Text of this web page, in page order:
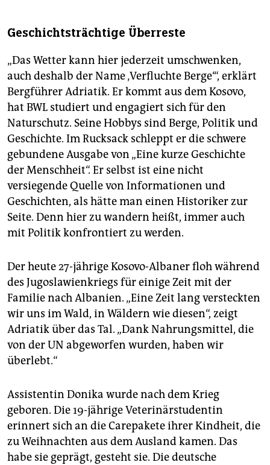
ursprünglich und mit frisch zubereiteten Mahlzeiten.
Die beste Zeit für Bergwanderungen ist von Juni bis
Oktober. Im Sommer kann es allerdings im Tal sehr
heiß sein, in den Bergen ist es jedoch angenehm. Im
Juni regnet es mehr, im Juli und August eher weniger;
optimal sind die Monate September und Oktober.
Doch Vorsicht: Bergwetter ist unberechenbar!
Die Tour
Für die „Peaks of the Balkans“ wird Reiseführung
empfohlen. Sehr bewährt hat sich die Agentur Balkan
Natural Adventurewww.bnadventure.com/de/ mit Sitz
im Kosovo. Sie hat sehr gut ausgebildete, auch
deutschsprachige Bergführer. Es ist auch möglich,
lassen.
Geschichtsträchtige Überreste
„Das Wetter kann hier jederzeit umschwenken,
auch deshalb der Name ‚Verfluchte Berge‘“, erklärt
Bergführer Adriatik. Er kommt aus dem Kosovo,
hat BWL studiert und engagiert sich für den
Naturschutz. Seine Hobbys sind Berge, Politik und
Geschichte. Im Rucksack schleppt er die schwere
gebundene Ausgabe von „Eine kurze Geschichte
der Menschheit“. Er selbst ist eine nicht
versiegende Quelle von Informationen und
Geschichten, als hätte man einen Historiker zur
Seite. Denn hier zu wandern heißt, immer auch
mit Politik konfrontiert zu werden.
Der heute 27-jährige Kosovo-Albaner floh während
des Jugoslawienkriegs für einige Zeit mit der
Familie nach Albanien. „Eine Zeit lang versteckten
wir uns im Wald, in Wäldern wie diesen“, zeigt
Adriatik über das Tal. „Dank Nahrungsmittel, die
von der UN abgeworfen wurden, haben wir
überlebt.“
Assistentin Donika wurde nach dem Krieg
geboren. Die 19-jährige Veterinärstudentin
erinnert sich an die Carepakete ihrer Kindheit, die
zu Weihnachten aus dem Ausland kamen. Das
habe sie geprägt, gesteht sie. Die deutsche